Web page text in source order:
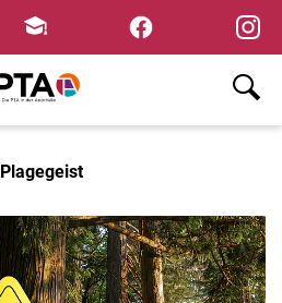
Fortbildungen
Home ×